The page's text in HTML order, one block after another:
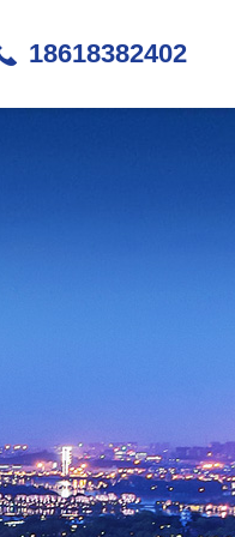
18618382402